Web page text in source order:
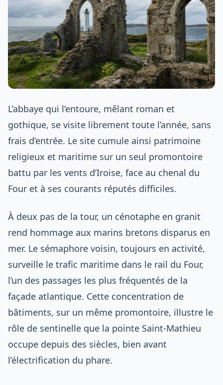
L’abbaye qui l’entoure, mêlant roman et
gothique, se visite librement toute l’année, sans
frais d’entrée. Le site cumule ainsi patrimoine
religieux et maritime sur un seul promontoire
battu par les vents d’Iroise, face au chenal du
Four et à ses courants réputés difficiles.
À deux pas de la tour, un cénotaphe en granit
rend hommage aux marins bretons disparus en
mer. Le sémaphore voisin, toujours en activité,
surveille le trafic maritime dans le rail du Four,
l’un des passages les plus fréquentés de la
façade atlantique. Cette concentration de
bâtiments, sur un même promontoire, illustre le
rôle de sentinelle que la pointe Saint-Mathieu
occupe depuis des siècles, bien avant
l’électrification du phare.